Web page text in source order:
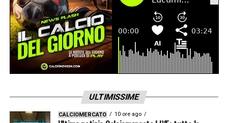
LA PLAYLIST DELLE NOSTRE TOP NEWS
ULTIMISSIME
CALCIOMERCATO 10 ore ago